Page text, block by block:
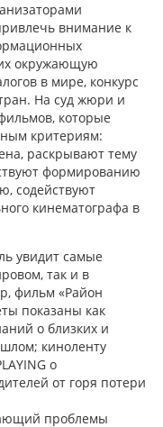
внимание к
окружающую
в мире, конкурс
На суд жюри и
которые
критериям:
раскрывают тему
формированию
содействуют
кинематографа в
увидит самые
так и в
фильм «Район
показаны как
о близких и
киноленту
о
от горя потери
проблемы